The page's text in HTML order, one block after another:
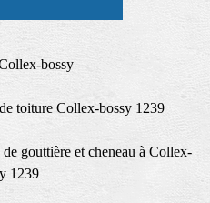
bossy
toiture Collex-bossy 1239
gouttière et cheneau à Collex-
1239